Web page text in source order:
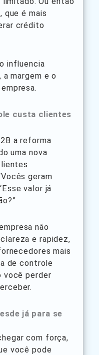
que é mais
crédito
influencia
margem e o
custa clientes
a reforma
uma nova
geram
valor já
não
e rapidez,
mais
de controle
você perder
já para se
com força,
você pode